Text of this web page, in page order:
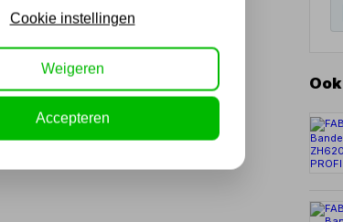
Cookie instellingen
Weigeren
Accepteren